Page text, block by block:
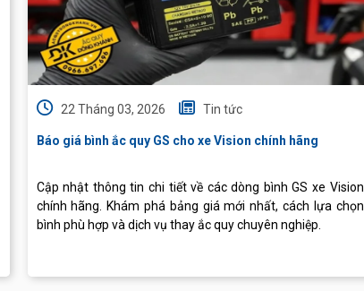
22 Tháng 03, 2026 Tin tức
Báo giá bình ắc quy GS cho xe Vision chính hãng
Cập nhật thông tin chi tiết về các dòng bình GS xe Vision
chính hãng. Khám phá bảng giá mới nhất, cách lựa chọn
bình phù hợp và dịch vụ thay ắc quy chuyên nghiệp.